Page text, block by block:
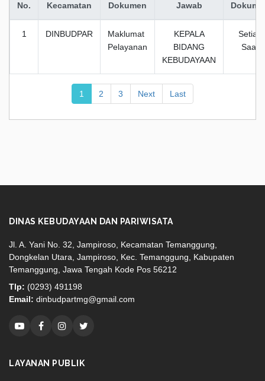
No.
Kecamatan
Dokumen
Jawab
1 DINBUDPAR
Maklumat
Pelayanan
KEPALA
BIDANG
KEBUDAYAAN
Setiap
Saat
1 2 3 Next Last
DINAS KEBUDAYAAN DAN PARIWISATA
Jl. A. Yani No. 32, Jampiroso, Kecamatan Temanggung,
Dongkelan Utara, Jampiroso, Kec. Temanggung, Kabupaten
Temanggung, Jawa Tengah Kode Pos 56212
Tlp: (0293) 491198
Email: dinbudpartmg@gmail.com
LAYANAN PUBLIK